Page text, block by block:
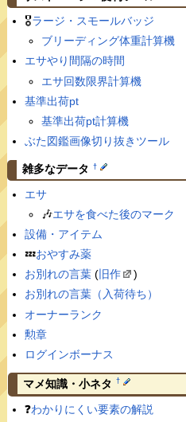
🎖ラージ・スモールバッジ
ブリーディング体重計算機
エサやり間隔の時間
エサ回数限界計算機
基準出荷pt
基準出荷pt計算機
ぶた図鑑画像切り抜きツール
雑多なデータ †
エサ
🎶エサを食べた後のマーク
設備・アイテム
💤おやすみ薬
お別れの言葉(旧作
)
お別れの言葉（入荷待ち）
オーナーランク
勲章
ログインボーナス
マメ知識・小ネタ †
❓わかりにくい要素の解説